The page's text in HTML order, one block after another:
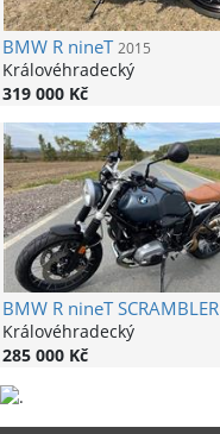
BMWR nineT 2015
Královéhradecký
319 000 Kč
BMWR nineT SCRAMBLER
Královéhradecký
285 000 Kč